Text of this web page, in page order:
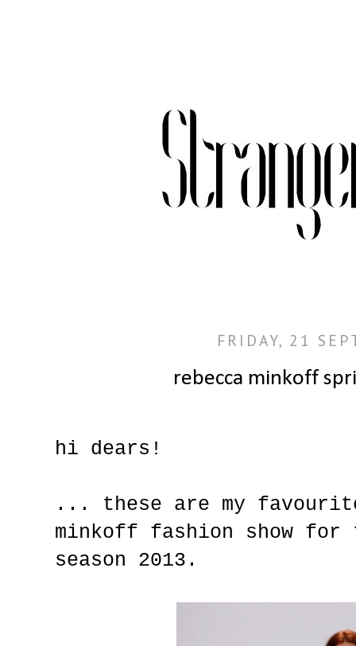
FRIDAY, 21
rebecca minkoff
hi dears!
... these are my
minkoff fashion show for
season 2013.